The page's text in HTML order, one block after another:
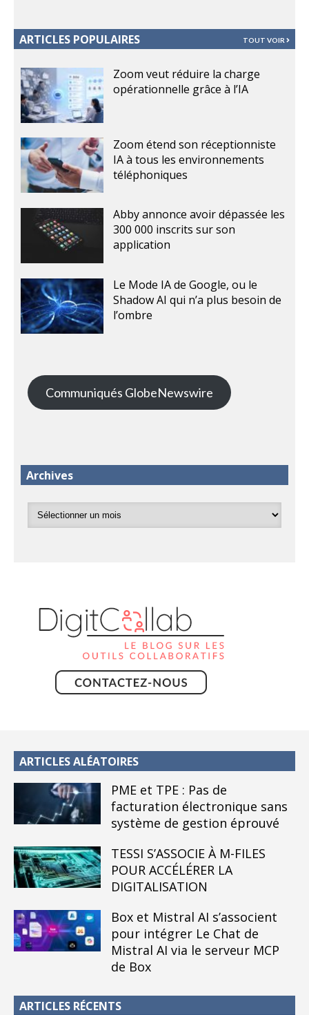
ARTICLES POPULAIRES TOUT VOIR
Zoom veut réduire la charge
opérationnelle grâce à l’IA
Zoom étend son réceptionniste
IA à tous les environnements
téléphoniques
Abby annonce avoir dépassée les
300 000 inscrits sur son
application
Le Mode IA de Google, ou le
Shadow AI qui n’a plus besoin de
l’ombre
Communiqués GlobeNewswire
Archives
ARTICLES ALÉATOIRES
PME et TPE : Pas de
facturation électronique sans
système de gestion éprouvé
TESSI S’ASSOCIE À M-FILES
POUR ACCÉLÉRER LA
DIGITALISATION
Box et Mistral AI s’associent
pour intégrer Le Chat de
Mistral AI via le serveur MCP
de Box
ARTICLES RÉCENTS